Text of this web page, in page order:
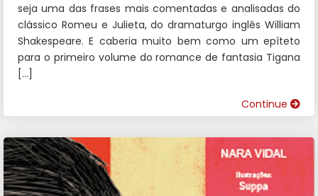
seja uma das frases mais comentadas e analisadas do
clássico Romeu e Julieta, do dramaturgo inglês William
Shakespeare. E caberia muito bem como um epíteto
para o primeiro volume do romance de fantasia Tigana
[…]
Continue